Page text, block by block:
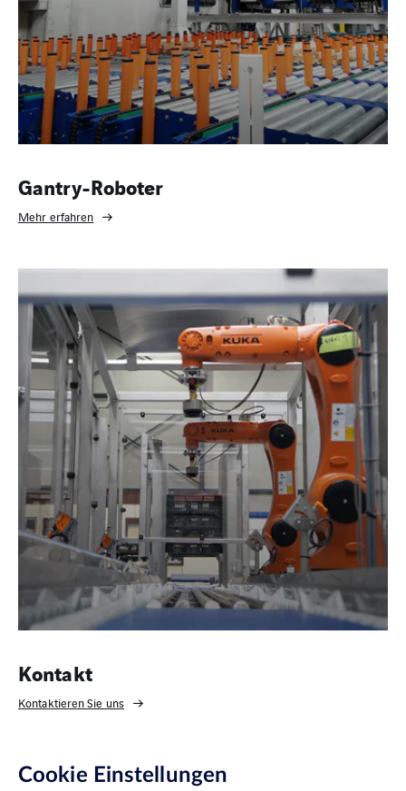
Gantry-Roboter
Mehr erfahren
Kontakt
Kontaktieren Sie uns
Cookie Einstellungen